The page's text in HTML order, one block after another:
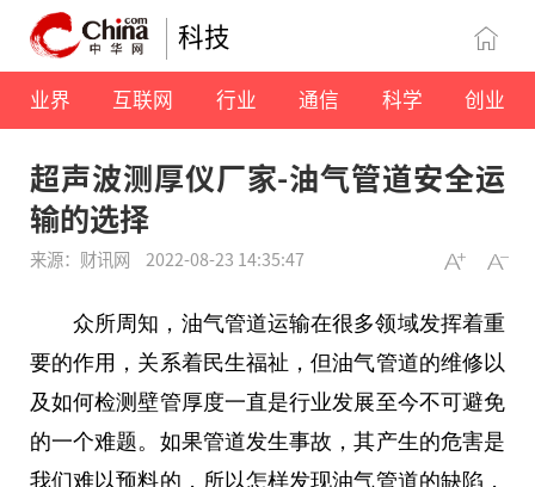
科技
业界 互联网 行业 通信 科学 创业
超声波测厚仪厂家-油气管道安全运
输的选择
来源：财讯网 2022-08-23 14:35:47
众所周知，油气管道运输在很多领域发挥着重
要的作用，关系着民生福祉，但油气管道的维修以
及如何检测壁管厚度一直是行业发展至今不可避免
的一个难题。如果管道发生事故，其产生的危害是
我们难以预料的，所以怎样发现油气管道的缺陷，